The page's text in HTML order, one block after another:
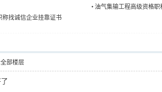
• 油气集输工程高级资格职
称找诚信企业挂靠证书
部楼层